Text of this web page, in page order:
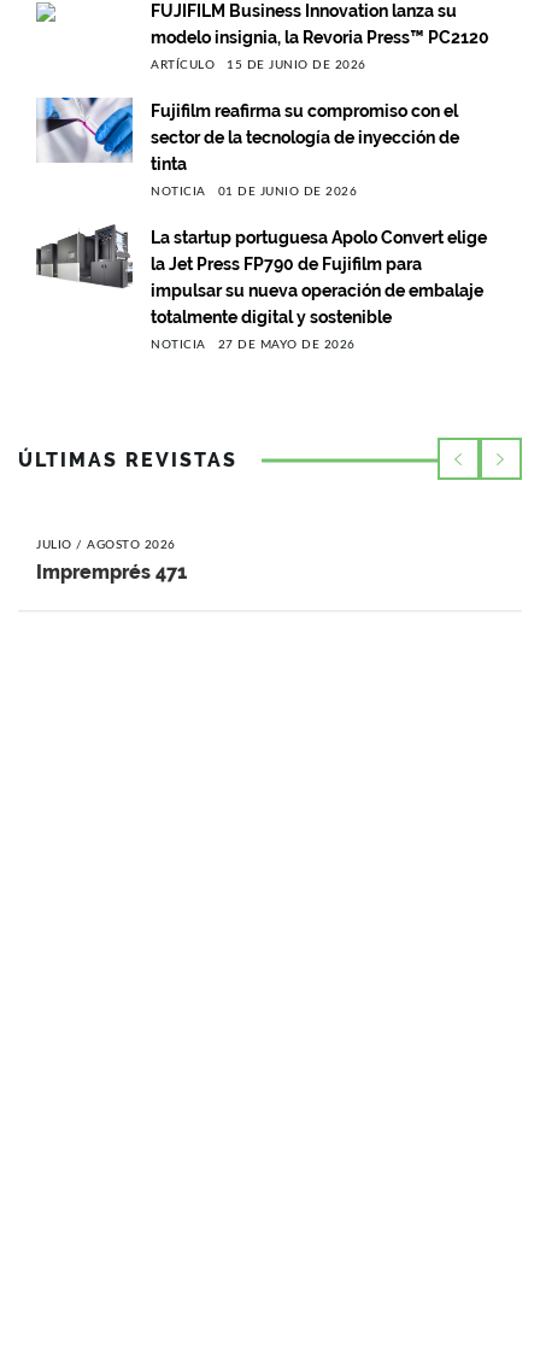
FUJIFILM Business Innovation lanza su
modelo insignia, la Revoria Press™ PC2120
ARTÍCULO 15 DE JUNIO DE 2026
Fujifilm reafirma su compromiso con el
sector de la tecnología de inyección de
tinta
NOTICIA 01 DE JUNIO DE 2026
La startup portuguesa Apolo Convert elige
la Jet Press FP790 de Fujifilm para
impulsar su nueva operación de embalaje
totalmente digital y sostenible
NOTICIA 27 DE MAYO DE 2026
ÚLTIMAS REVISTAS
JULIO / AGOSTO 2026
Impremprés 471